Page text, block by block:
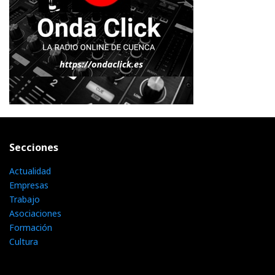
Secciones
Actualidad
Empresas
Trabajo
Asociaciones
Formación
Cultura